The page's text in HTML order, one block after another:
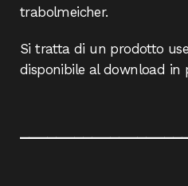
trabolmeicher.
Si tratta di un prodotto
disponibile al download in